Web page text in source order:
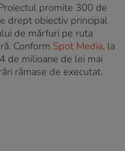
promite 300 de
drept obiectiv principal
de mărfuri pe ruta
Conform Spot Media, la
de milioane de lei mai
rămase de executat.